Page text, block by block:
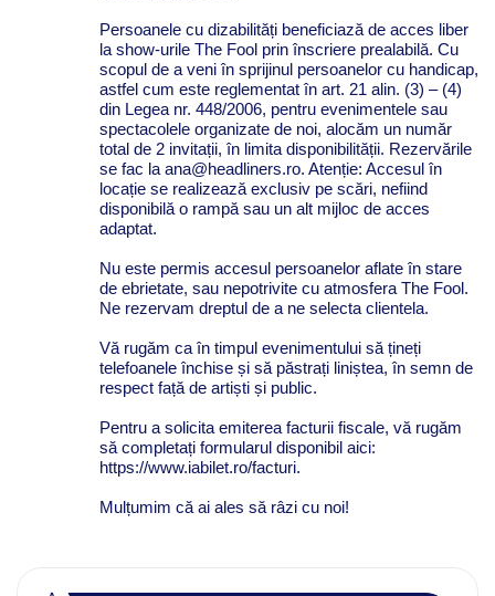
Persoanele cu dizabilități beneficiază de acces liber
la show-urile The Fool prin înscriere prealabilă. Cu
scopul de a veni în sprijinul persoanelor cu handicap,
astfel cum este reglementat în art. 21 alin. (3) – (4)
din Legea nr. 448/2006, pentru evenimentele sau
spectacolele organizate de noi, alocăm un număr
total de 2 invitații, în limita disponibilității. Rezervările
se fac la ana@headliners.ro. Atenție: Accesul în
locație se realizează exclusiv pe scări, nefiind
disponibilă o rampă sau un alt mijloc de acces
adaptat.
Nu este permis accesul persoanelor aflate în stare
de ebrietate, sau nepotrivite cu atmosfera The Fool.
Ne rezervam dreptul de a ne selecta clientela.
Vă rugăm ca în timpul evenimentului să țineți
telefoanele închise și să păstrați liniștea, în semn de
respect față de artiști și public.
Pentru a solicita emiterea facturii fiscale, vă rugăm
să completați formularul disponibil aici:
https://www.iabilet.ro/facturi.
Mulțumim că ai ales să râzi cu noi!